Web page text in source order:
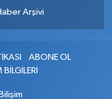
Arşivi
ABONE OL
BİLGİLERİ